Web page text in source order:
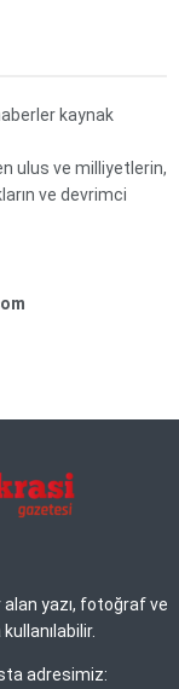
kaynak
ulus ve milliyetlerin,
ve devrimci
alan yazı, fotoğraf ve
adresimiz: